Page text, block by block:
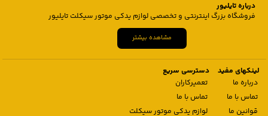
درباره تایلیور
فروشگاه بزرگ اینترنتی و تخصصی لوازم یدکی موتور سیکلت تایلیور
مشاهده بیشتر
لینکهای مفید
درباره ما
تماس با ما
قوانین ما
دسترسی سریع
تعمیرکاران
تماس با ما
لوازم یدکی موتور سیکلت